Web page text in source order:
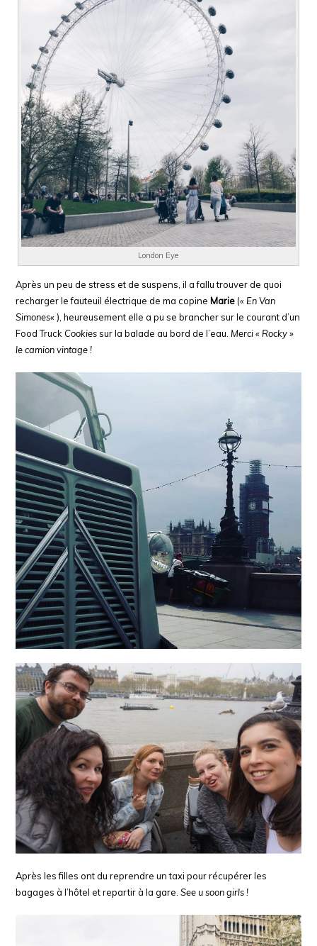
London Eye
Après un peu de stress et de suspens, il a fallu trouver de quoi
recharger le fauteuil électrique de ma copine Marie (« En Van
Simones«), heureusement elle a pu se brancher sur le courant d’un
Food Truck Cookiessur la balade au bord de l’eau. Merci « Rocky »
le camion vintage !
Après les filles ont du reprendre un taxi pour récupérer les
bagages à l’hôtel et repartir à la gare.See u soon girls !